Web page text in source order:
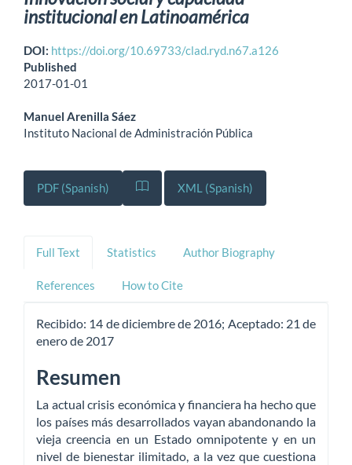
institucional en Latinoamérica
DOI: https://doi.org/10.69733/clad.ryd.n67.a126
Published
2017-01-01
Manuel Arenilla Sáez
Instituto Nacional de Administración Pública
PDF (Spanish) XML (Spanish)
Full Text Statistics Author Biography
References How to Cite
Recibido: 14 de diciembre de 2016; Aceptado: 21 de
enero de 2017
Resumen
La actual crisis económica y financiera ha hecho que
los países más desarrollados vayan abandonando la
vieja creencia en un Estado omnipotente y en un
nivel de bienestar ilimitado, a la vez que cuestiona